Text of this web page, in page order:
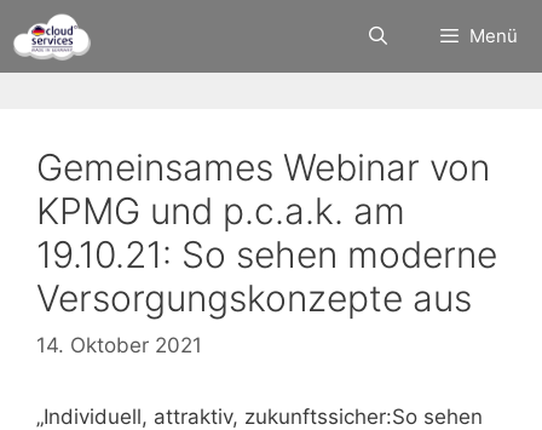
Inhalt
springen
Menü
Gemeinsames Webinar von
KPMG und p.c.a.k. am
19.10.21: So sehen moderne
Versorgungskonzepte aus
14. Oktober 2021
„Individuell, attraktiv, zukunftssicher:So sehen